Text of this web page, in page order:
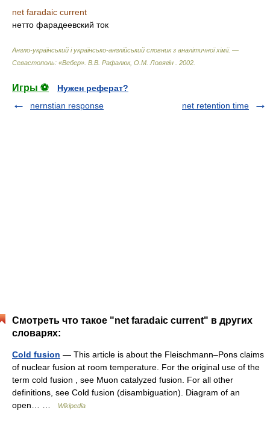
net faradaic current
нетто фарадеевский ток
Англо-український і українсько-англійський словник з аналітичної хімії. —
Севастополь: «Вебер» В.В. Рафалюк, О.М. Ловягін 2002
Игры ⚽
Нужен реферат?
nernstian response
net retention time
Смотреть что такое "net faradaic current" в других
словарях:
Cold fusion — This article is about the Fleischmann–Pons claims
of nuclear fusion at room temperature. For the original use of the
term cold fusion , see Muon catalyzed fusion. For all other
definitions, see Cold fusion (disambiguation). Diagram of an
open… …
Wikipedia